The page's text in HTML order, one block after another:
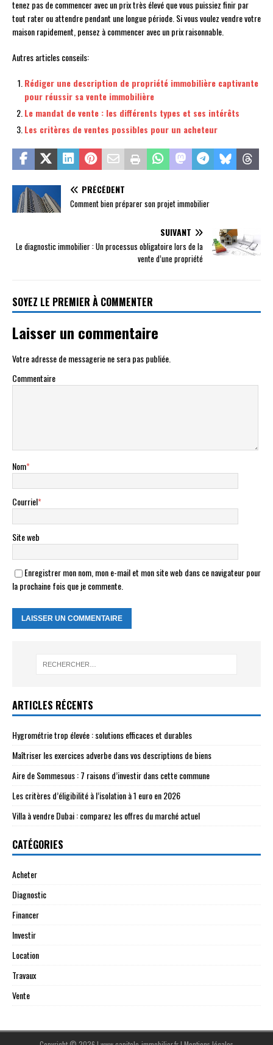
tenez pas de commencer avec un prix très élevé que vous puissiez finir par
tout rater ou attendre pendant une longue période. Si vous voulez vendre votre
maison rapidement, pensez à commencer avec un prix raisonnable.
Autres articles conseils:
Rédiger une description de propriété immobilière captivante
pour réussir sa vente immobilière
Le mandat de vente : les différents types et ses intérêts
Les critères de ventes possibles pour un acheteur
PRÉCÉDENT
Comment bien préparer son projet immobilier
SUIVANT
Le diagnostic immobilier : Un processus obligatoire lors de la
vente d’une propriété
SOYEZ LE PREMIER À COMMENTER
Laisser un commentaire
Votre adresse de messagerie ne sera pas publiée.
Commentaire
Nom*
Courriel*
Site web
Enregistrer mon nom, mon e-mail et mon site web dans ce navigateur pour
la prochaine fois que je commente.
ARTICLES RÉCENTS
Hygrométrie trop élevée : solutions efficaces et durables
Maîtriser les exercices adverbe dans vos descriptions de biens
Aire de Sommesous : 7 raisons d’investir dans cette commune
Les critères d’éligibilité à l’isolation à 1 euro en 2026
Villa à vendre Dubai : comparez les offres du marché actuel
CATÉGORIES
Acheter
Diagnostic
Financer
Investir
Location
Travaux
Vente